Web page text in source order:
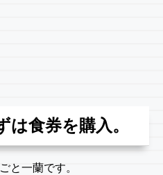
は食券を購入。
と一蘭です。